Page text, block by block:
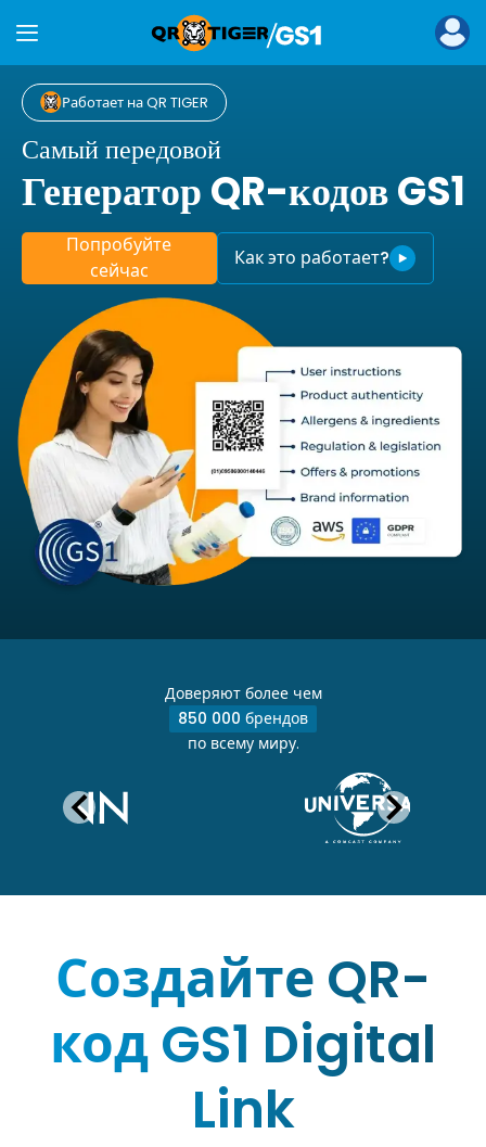
Работает на QR TIGER
Самый передовой
Генератор QR-кодов GS1
Попробуйте
сейчас
Как это работает?
Доверяют более чем
850 000 брендов
по всему миру.
Создайте QR-
код GS1 Digital
Link